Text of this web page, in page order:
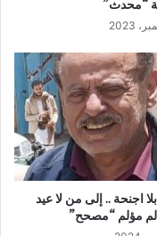
“محدث”
اجنحة .. إلى من لا عيد
مؤلم “مصحح”